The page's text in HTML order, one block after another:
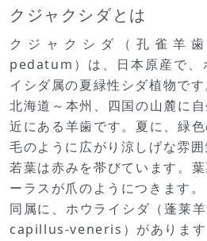
クジャクシダとは
クジャクシダ（孔雀羊
pedatum）は、日本原産で、
イシダ属の夏緑性シダ植物です
北海道～本州、四国の山麓に
近にある羊歯です。夏に、緑
毛のように広がり涼しげな雰囲
若葉は赤みを帯びています。
ーラスが爪のようにつきます。
同属に、ホウライシダ（蓬莱
capillus-veneris）があります